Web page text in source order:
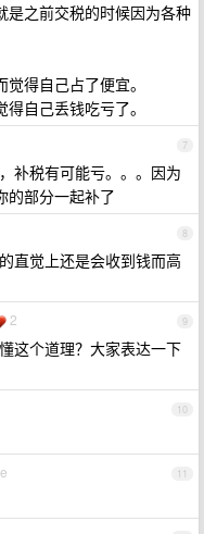
是之前交税的时候因为各种
得自己占了便宜。
自己丢钱吃亏了。
7
补税有可能亏。。。因为
的部分一起补了
8
直觉上还是会收到钱而高
9
2
这个道理？大家表达一下
10
11